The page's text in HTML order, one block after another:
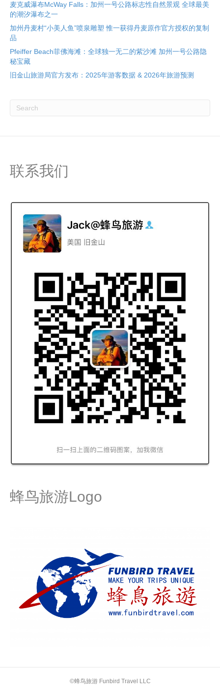
麦克威瀑布McWay Falls：加州一号公路标志性自然景观 全球最美
的潮汐瀑布之一
加州丹麦村“小美人鱼”喷泉雕塑 惟一获得丹麦原作官方授权的复制
品
Pfeiffer Beach菲佛海滩：全球独一无二的紫沙滩 加州一号公路隐
秘宝藏
旧金山旅游局官方发布：2025年游客数据 & 2026年旅游预测
联系我们
蜂鸟旅游Logo
©蜂鸟旅游 Funbird Travel LLC